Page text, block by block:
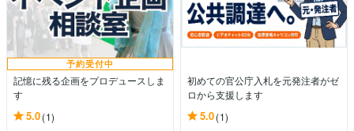
予約受付中
記憶に残る企画をプロデュースしま
す
5.0(1)
初めての官公庁入札を元発注者がゼ
ロから支援します
5.0(1)